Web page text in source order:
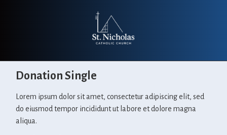
Donation Single
Lorem ipsum dolor sit amet, consectetur adipiscing elit, sed
do eiusmod tempor incididunt ut labore et dolore magna
aliqua.